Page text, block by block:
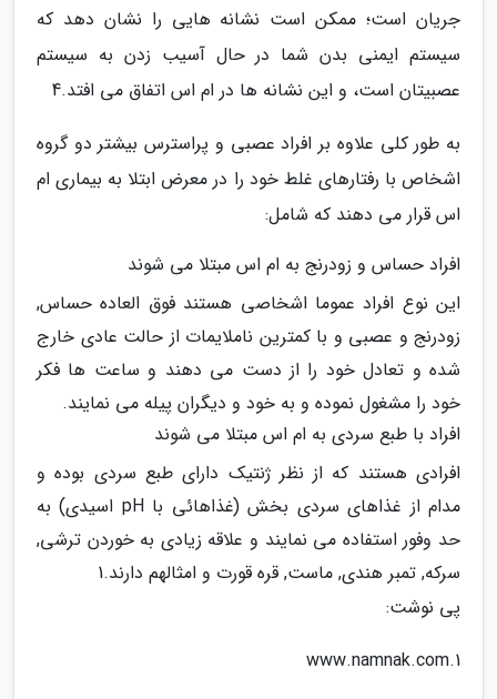
جریان است؛ ممکن است نشانه هایی را نشان دهد که
سیستم ایمنی بدن شما در حال آسیب زدن به سیستم
عصبیتان است، و این نشانه ها در ام اس اتفاق می افتد.4
به طور کلی علاوه بر افراد عصبی و پراسترس بیشتر دو گروه
اشخاص با رفتارهای غلط خود را در معرض ابتلا به بیماری ام
اس قرار می دهند که شامل:
افراد حساس و زودرنج به ام اس مبتلا می شوند
این نوع افراد عموما اشخاصی هستند فوق العاده حساس,
زودرنج و عصبی و با کمترین ناملایمات از حالت عادی خارج
شده و تعادل خود را از دست می دهند و ساعت ها فکر
خود را مشغول نموده و به خود و دیگران پیله می نمایند.
افراد با طبع سردی به ام اس مبتلا می شوند
افرادی هستند که از نظر ژنتیک دارای طبع سردی بوده و
مدام از غذاهای سردی بخش (غذاهائی با pH اسیدی) به
حد وفور استفاده می نمایند و علاقه زیادی به خوردن ترشی,
سرکه, تمبر هندی, ماست, قره قورت و امثالهم دارند.1
پی نوشت:
1.www.namnak.com